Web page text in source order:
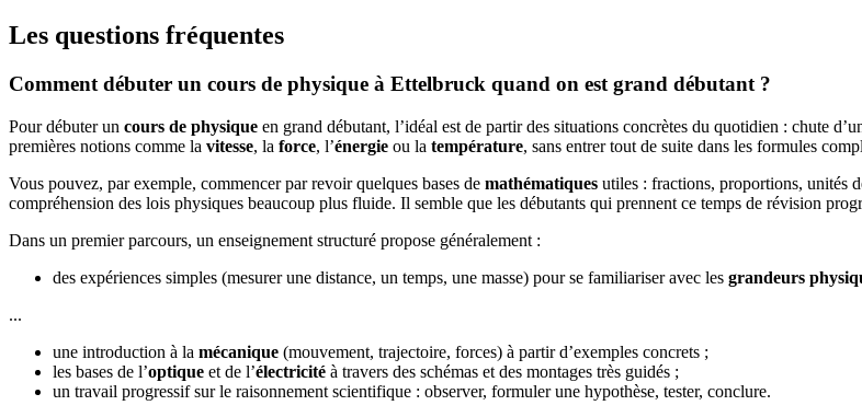
Les questions fréquentes
Comment débuter un cours de physique à Ettelbruck quand on est grand débutant ?
Pour débuter un cours de physique en grand débutant, l’idéal est de partir des situations concrètes du quotidien : chute
premières notions comme la vitesse, la force, l’énergie ou la température, sans entrer tout de suite dans les formules
Vous pouvez, par exemple, commencer par revoir quelques bases de mathématiques utiles : fractions, proportions, unités
compréhension des lois physiques beaucoup plus fluide. Il semble que les débutants qui prennent ce temps de révision
Dans un premier parcours, un enseignement structuré propose généralement :
des expériences simples (mesurer une distance, un temps, une masse) pour se familiariser avec les grandeurs
...
une introduction à la mécanique (mouvement, trajectoire, forces) à partir d’exemples concrets ;
les bases de l’optique et de l’électricité à travers des schémas et des montages très guidés ;
un travail progressif sur le raisonnement scientifique : observer, formuler une hypothèse, tester, conclure.